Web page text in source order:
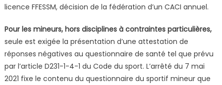
licence FFESSM, décision de la fédération d’un CACI annuel.
Pour les mineurs, hors disciplines à contraintes particulières,
seule est exigée la présentation d’une attestation de
réponses négatives au questionnaire de santé tel que prévu
par l’article D231-1-4-1 du Code du sport. L’arrêté du 7 mai
2021 fixe le contenu du questionnaire du sportif mineur que